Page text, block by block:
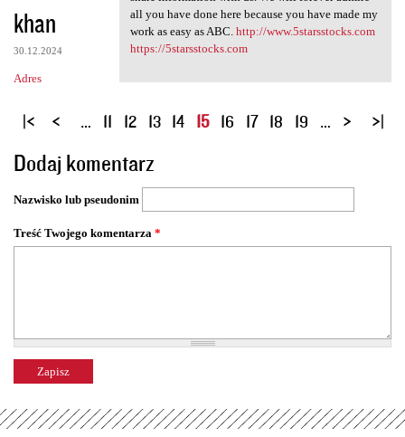
khan
30.12.2024
Adres
all you have done here because you have made my
work as easy as ABC. http://www.5starsstocks.com
https://5starsstocks.com
S
r
o
y
… 11 12 13 14 15 16 17 18 19 …
Dodaj komentarz
Nazwisko lub pseudonim
Treść Twojego komentarza *